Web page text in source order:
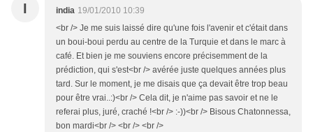
I india 19/01/2010 10:39
<br /> Je me suis laissé dire qu'une fois l'avenir et c'était dans
un boui-boui perdu au centre de la Turquie et dans le marc à
café. Et bien je me souviens encore précisemment de la
prédiction, qui s'est<br /> avérée juste quelques années plus
tard. Sur le moment, je me disais que ça devait être trop beau
pour être vrai..:)<br /> Cela dit, je n'aime pas savoir et ne le
referai plus, juré, craché !<br /> :-))<br /> Bisous Chatonnessa,
bon mardi<br /> <br /> <br />